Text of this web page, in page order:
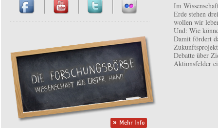
Mehr Info
Im
Erde stehen
wollen wir
Und: Wie
Damit fördert
Debatte über
Aktionsfelder